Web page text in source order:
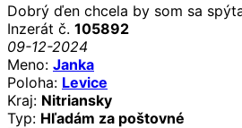
Dobrý ďen chcela by som sa
Inzerát č. 105892
09-12-2024
Meno: Janka
Poloha: Levice
Kraj: Nitriansky
Typ: Hľadám za poštovné